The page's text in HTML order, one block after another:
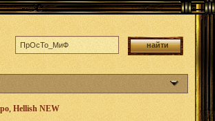
, Hellish NEW